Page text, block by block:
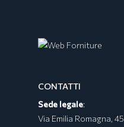
CONTATTI
Sede legale:
Via Emilia Romagna, 45